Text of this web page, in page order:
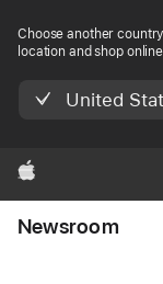
Choose another
location and shop
United
Apple
Newsroom